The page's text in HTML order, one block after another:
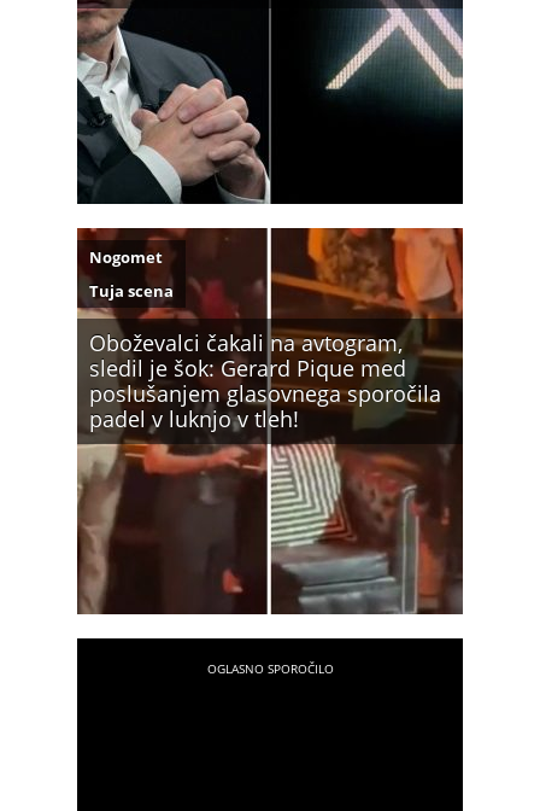
Oboževalci čakali na avtogram,
sledil je šok: Gerard Pique med
poslušanjem glasovnega sporočila
padel v luknjo v tleh!
Nogomet
Tuja scena